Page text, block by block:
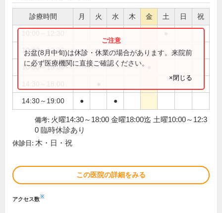
診療時間 月 火 水 木 金 土 日 祝
10:30～12:30 ● ●
10:30～18:00
14:30～19:00 ● ●
お盆(8月中旬)は休診・休業の場合があります。来院前
に必ず医療機関に直接ご確認ください。
×閉じる
備考: 火曜14:30～18:00 金曜18:00迄 土曜10:00～12:3
0 臨時休診あり
休診日: 木・日・祝
この医院の詳細をみる
アクセス数※